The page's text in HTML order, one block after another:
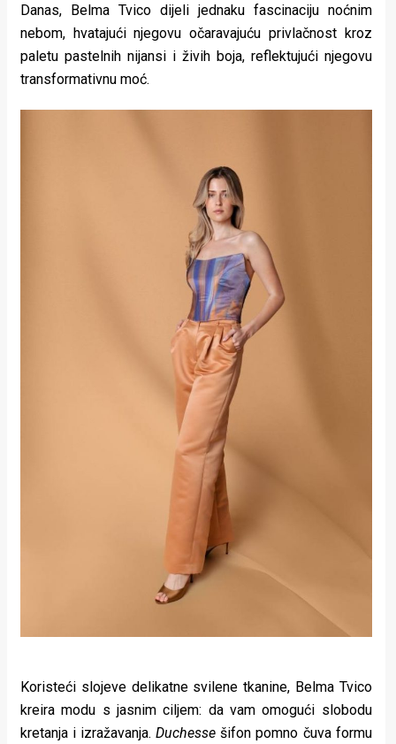
Danas, Belma Tvico dijeli jednaku fascinaciju noćnim
nebom, hvatajući njegovu očaravajuću privlačnost kroz
paletu pastelnih nijansi i živih boja, reflektujući njegovu
transformativnu moć.
Koristeći slojeve delikatne svilene tkanine, Belma Tvico
kreira modu s jasnim ciljem: da vam omogući slobodu
kretanja i izražavanja.Duchesse šifon pomno čuva formu